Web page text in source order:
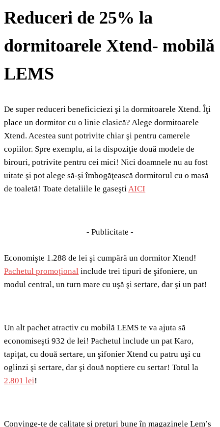
Reduceri de 25% la
dormitoarele Xtend- mobilă
LEMS
De super reduceri beneficiciezi şi la dormitoarele Xtend. Îţi
place un dormitor cu o linie clasică? Alege dormitoarele
Xtend. Acestea sunt potrivite chiar şi pentru camerele
copiilor. Spre exemplu, ai la dispoziţie două modele de
birouri, potrivite pentru cei mici! Nici doamnele nu au fost
uitate şi pot alege să-şi îmbogăţească dormitorul cu o masă
de toaletă! Toate detaliile le gaseştiAICI
- Publicitate -
Economişte 1.288 de lei şi cumpără un dormitor Xtend!
Pachetul promoţional include trei tipuri de şifoniere, un
modul central, un turn mare cu uşă şi sertare, dar şi un pat!
Un alt pachet atractiv cu mobilă LEMS te va ajuta să
economiseşti 932 de lei! Pachetul include un pat Karo,
tapițat, cu două sertare, un şifonier Xtend cu patru uşi cu
oglinzi şi sertare, dar şi două noptiere cu sertar! Totul la
2.801 lei!
Convinge-te de calitate şi preţuri bune în magazinele Lem’s